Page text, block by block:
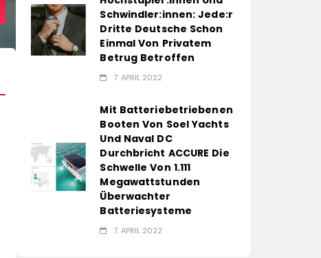
Schwindler:innen: Jede:r
Dritte Deutsche Schon
Einmal Von Privatem
Betrug Betroffen
7. APRIL 2022
Mit Batteriebetriebenen
Booten Von Soel Yachts
Und Naval DC
Durchbricht ACCURE Die
Schwelle Von 1.111
Megawattstunden
Überwachter
Batteriesysteme
7. APRIL 2022